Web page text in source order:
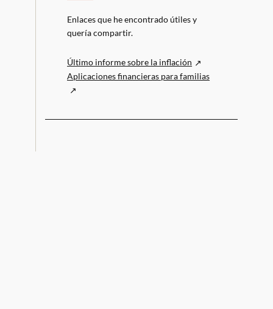
Enlaces que he encontrado útiles y
quería compartir.
Último informe sobre la inflación
Aplicaciones financieras para familias